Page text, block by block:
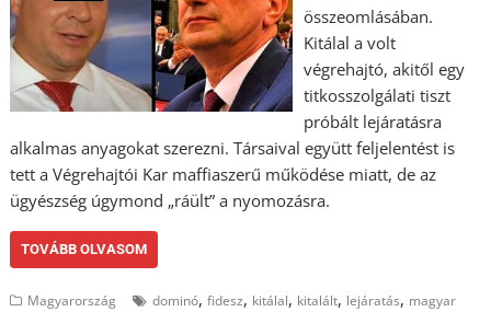
összeomlásában.
Kitálal a volt
végrehajtó, akitől egy
titkosszolgálati tiszt
próbált lejáratásra
alkalmas anyagokat szerezni. Társaival együtt feljelentést is
tett a Végrehajtói Kar maffiaszerű működése miatt, de az
ügyészség úgymond „ráült” a nyomozásra.
TOVÁBB OLVASOM
Magyarország dominó,fidesz, kitálal, kitalált, lejáratás, magyar